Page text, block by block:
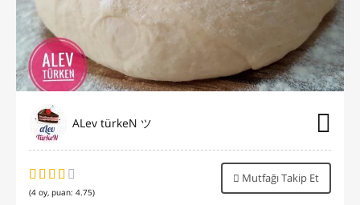
ALev türkeN ツ
(4 oy, puan: 4.75)
Mutfağı Takip Et